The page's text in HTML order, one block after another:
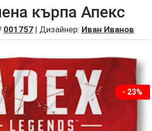
кърпа Апекс
001757 | Дизайнер: Иван Иванов
- 23%